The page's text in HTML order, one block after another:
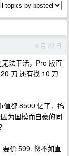
6 月 22 日
法干活，Pro 版直
刀 还有找 10 刀
值都 8500 亿了，搞
为国模而自豪的同
价 599. 您不如直